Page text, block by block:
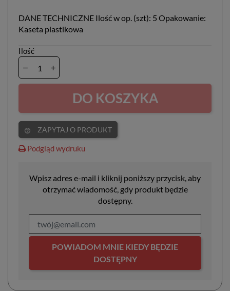
DANE TECHNICZNE Ilość w op. (szt): 5 Opakowanie:
Kaseta plastikowa
Ilość
DO KOSZYKA
help_outline ZAPYTAJ O PRODUKT
Podgląd wydruku
Wpisz adres e-mail i kliknij poniższy przycisk, aby
otrzymać wiadomość, gdy produkt będzie
dostępny.
POWIADOM MNIE KIEDY BĘDZIE
DOSTĘPNY